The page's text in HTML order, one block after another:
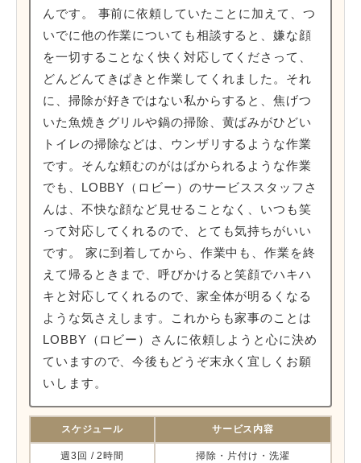
んです。 事前に依頼していたことに加えて、つ
いでに他の作業についても相談すると、嫌な顔
を一切することなく快く対応してくださって、
どんどんてきぱきと作業してくれました。それ
に、掃除が好きではない私からすると、焦げつ
いた魚焼きグリルや鍋の掃除、黄ばみがひどい
トイレの掃除などは、ウンザリするような作業
です。そんな頼むのがはばかられるような作業
でも、LOBBY（ロビー）のサービススタッフさ
んは、不快な顔など見せることなく、いつも笑
って対応してくれるので、とても気持ちがいい
です。 家に到着してから、作業中も、作業を終
えて帰るときまで、呼びかけると笑顔でハキハ
キと対応してくれるので、家全体が明るくなる
ような気さえします。これからも家事のことは
LOBBY（ロビー）さんに依頼しようと心に決め
ていますので、今後もどうぞ末永く宜しくお願
いします。
スケジュール サービス内容
週3回 / 2時間 掃除・片付け・洗濯